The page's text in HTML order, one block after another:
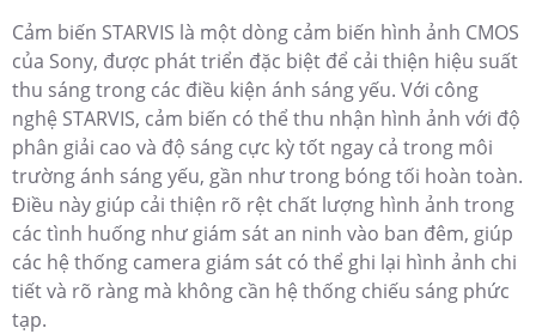
Cảm biến STARVIS là một dòng cảm biến hình ảnh CMOS
của Sony, được phát triển đặc biệt để cải thiện hiệu suất
thu sáng trong các điều kiện ánh sáng yếu. Với công
nghệ STARVIS, cảm biến có thể thu nhận hình ảnh với độ
phân giải cao và độ sáng cực kỳ tốt ngay cả trong môi
trường ánh sáng yếu, gần như trong bóng tối hoàn toàn.
Điều này giúp cải thiện rõ rệt chất lượng hình ảnh trong
các tình huống như giám sát an ninh vào ban đêm, giúp
các hệ thống camera giám sát có thể ghi lại hình ảnh chi
tiết và rõ ràng mà không cần hệ thống chiếu sáng phức
tạp.